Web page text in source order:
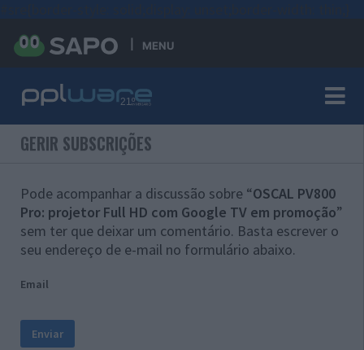
MENU
GERIR SUBSCRIÇÕES
Pode acompanhar a discussão sobre “OSCAL PV800
Pro: projetor Full HD com Google TV em promoção”
sem ter que deixar um comentário. Basta escrever o
seu endereço de e-mail no formulário abaixo.
Email